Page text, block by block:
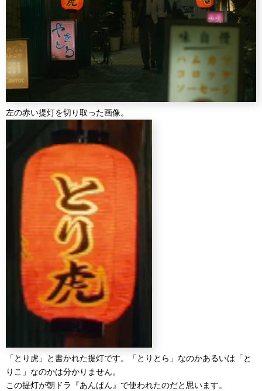
左の赤い提灯を切り取った画像。
「とり虎」と書かれた提灯です。「とりとら」なのかあるいは「と
りこ」なのかは分かりません。
この提灯が朝ドラ『あんぱん』で使われたのだと思います。